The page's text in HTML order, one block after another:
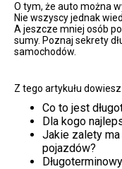
O tym, że auto można
Nie wszyscy jednak
A jeszcze mniej osób
sumy. Poznaj sekrety
samochodów.
Z tego artykułu dowiesz
Co to jest
Dla kogo
Jakie zalety ma
pojazdów?